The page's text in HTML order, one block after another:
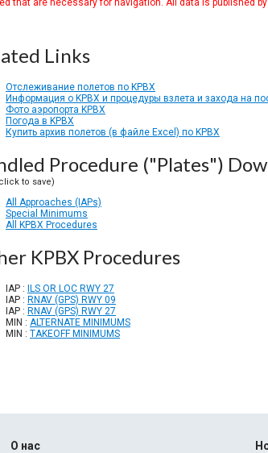
are necessary for navigation. All data is published
Links
Отслеживание полетов по KPBX
Информация о KPBX и процедуры взлета и захода на
Фото аэропорта KPBX
Погода в KPBX
Купить архив полетов (в файле Excel) по KPBX
Procedure ("Plates")
to save)
All Approaches (IAPs)
Special Minimums
All KPBX Procedures
KPBX Procedures
IAP :
ILS OR LOC RWY 27
IAP : RNAV (GPS) RWY 09
IAP : RNAV (GPS) RWY 27
MIN : ALTERNATE MINIMUMS
MIN : TAKEOFF MINIMUMS
О нас